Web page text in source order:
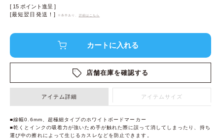
[ 15 ポイント進呈 ]
[最短翌日発送！]
※条件あり、 詳細はこちら
店舗在庫を確認する
アイテム詳細 アイテムサイズ
■線幅0.6mm、超極細タイプのホワイトボードマーカー
■乾くとインクの吸着力が強いため手が触れた際に誤って消してしまったり、持ち
運び中の擦れによって生じるカスレなどを防止できます。